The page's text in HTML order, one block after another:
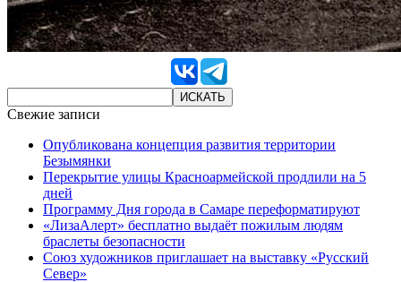
Свежие записи
Опубликована концепция развития территории
Безымянки
Перекрытие улицы Красноармейской продлили на 5
дней
Программу Дня города в Самаре переформатируют
«ЛизаАлерт» бесплатно выдаёт пожилым людям
браслеты безопасности
Союз художников приглашает на выставку «Русский
Север»